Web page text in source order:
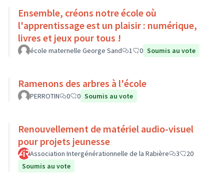
Ensemble, créons notre école où
l'apprentissage est un plaisir : numérique,
livres et jeux pour tous !
école maternelle George Sand 1 0 Soumis au vote
Ramenons des arbres à l'école
PERROTIN 0 0 Soumis au vote
Renouvellement de matériel audio-visuel
pour projets jeunesse
Association Intergénérationnelle de la Rabière 3
20
Soumis au vote